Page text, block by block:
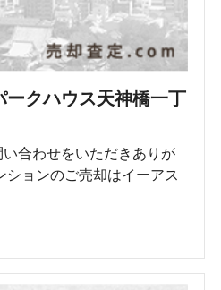
ークハウス天神橋一丁
合わせをいただきありが
ションのご売却はイーアス